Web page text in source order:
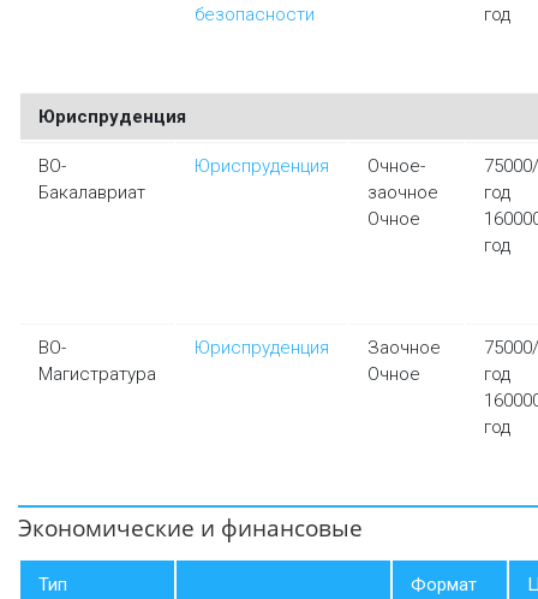
безопасности
год
Юриспруденция
ВО-
Бакалавриат
Юриспруденция
Очное-
заочное
Очное
75000/
год
год
ВО-
Магистратура
Юриспруденция
Заочное
Очное
75000/
год
год
Экономические и финансовые
Тип
Формат